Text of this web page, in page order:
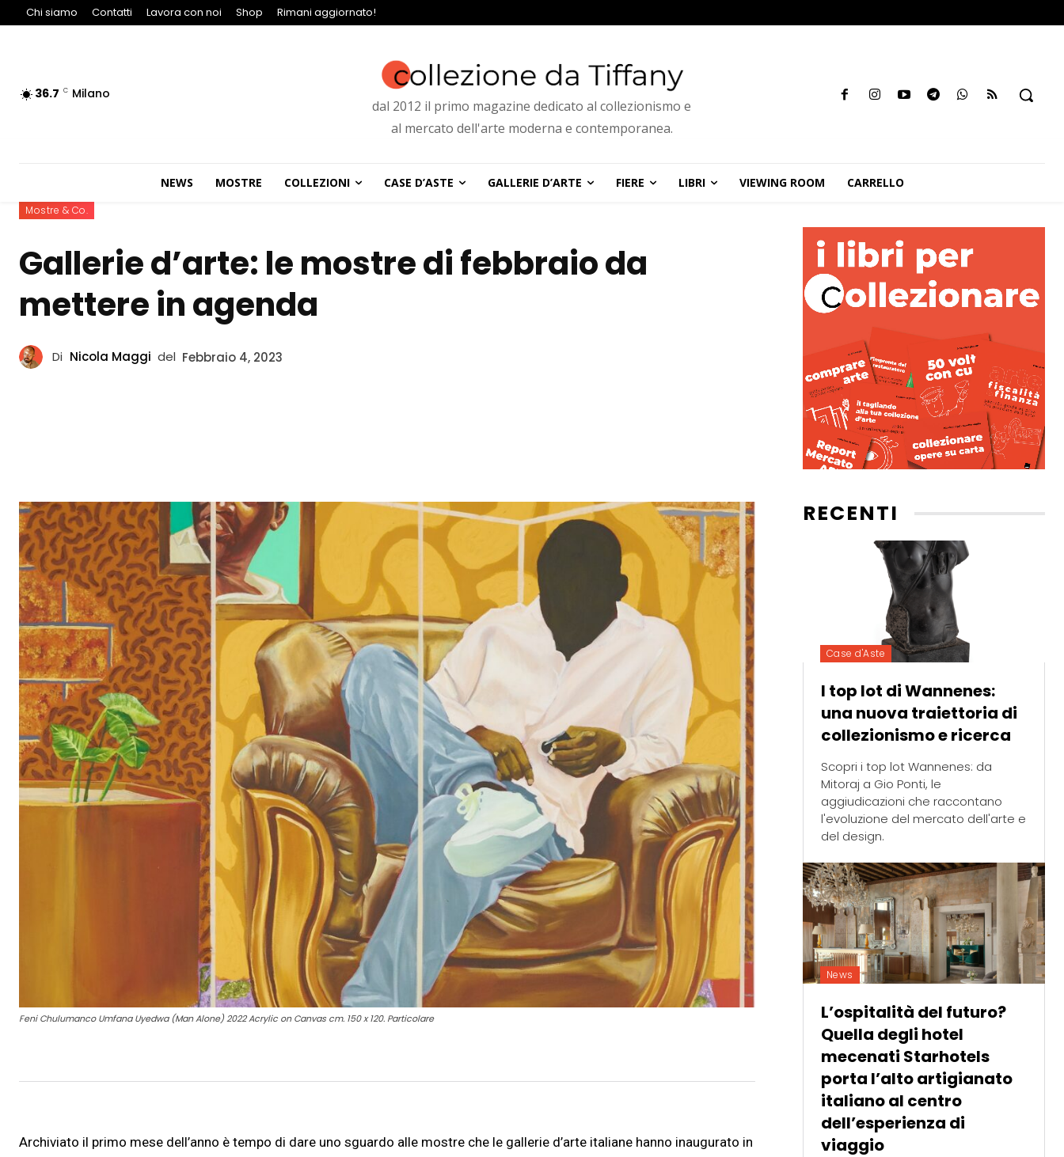
Chi siamo Contatti Lavora con noi Shop Rimani aggiornato!
36.7 C Milano
dal 2012 il primo magazine dedicato al collezionismo e
al mercato dell'arte moderna e contemporanea.
NEWS MOSTRE COLLEZIONI CASE D’ASTE GALLERIE D’ARTE FIERE LIBRI VIEWING ROOM CARRELLO
Mostre & Co.
Gallerie d’arte: le mostre di febbraio da
mettere in agenda
Di Nicola Maggi del Febbraio 4, 2023
Feni Chulumanco Umfana Uyedwa (Man Alone) 2022 Acrylic on Canvas cm. 150 x 120. Particolare
Archiviato il primo mese dell’anno è tempo di dare uno sguardo alle mostre che le gallerie d’arte italiane hanno inaugurato in
RECENTI
Case d'Aste
I top lot di Wannenes:
una nuova traiettoria di
collezionismo e ricerca
Scopri i top lot Wannenes: da
Mitoraj a Gio Ponti, le
aggiudicazioni che raccontano
l'evoluzione del mercato dell'arte e
del design.
News
L’ospitalità del futuro?
Quella degli hotel
mecenati Starhotels
porta l’alto artigianato
italiano al centro
dell’esperienza di
viaggio